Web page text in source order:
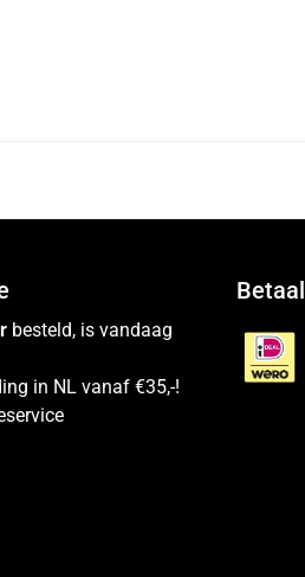
besteld, is vandaag
in NL vanaf €35,-!